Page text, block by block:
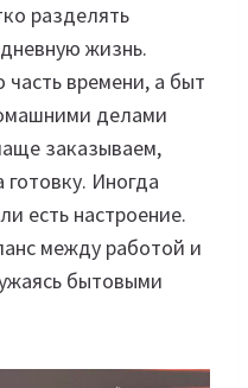
разделять
жизнь.
времени, а быт
делами
заказываем,
Иногда
есть настроение.
между работой и
бытовыми